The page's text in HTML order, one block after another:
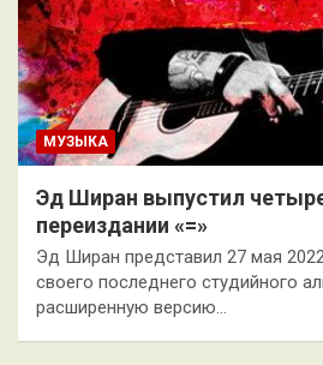
МУЗЫКА
Эд Ширан выпустил
переиздании «=»
Эд Ширан представил 27 мая
своего последнего студийного
расширенную версию…